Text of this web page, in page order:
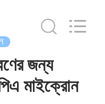
জন্য
পিএ মাইক্রোন